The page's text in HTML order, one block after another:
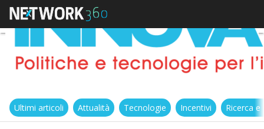
Ultimi articoli Attualità Tecnologie Incentivi Ricerca